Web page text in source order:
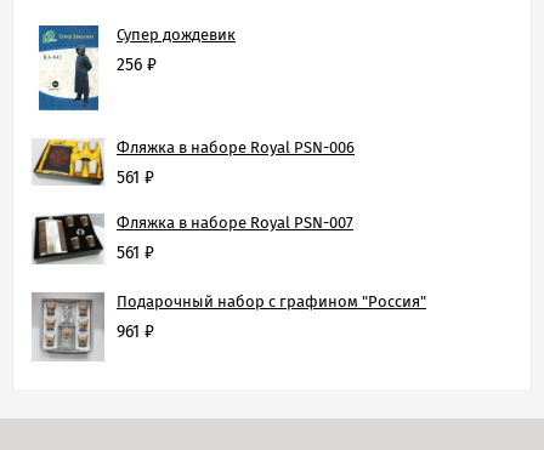
Супер дождевик
256 ₽
Фляжка в наборе Royal PSN-006
561 ₽
Фляжка в наборе Royal PSN-007
561 ₽
Подарочный набор с графином "Россия"
961 ₽